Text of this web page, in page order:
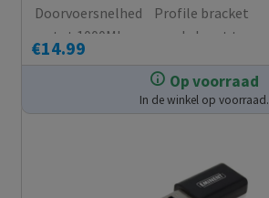
Op voorraad
In de winkel op voorraad.
€14.99
Doorvoersnelhed
en tot 1000Mbps
Profile bracket
om de kaart te
iedere computer